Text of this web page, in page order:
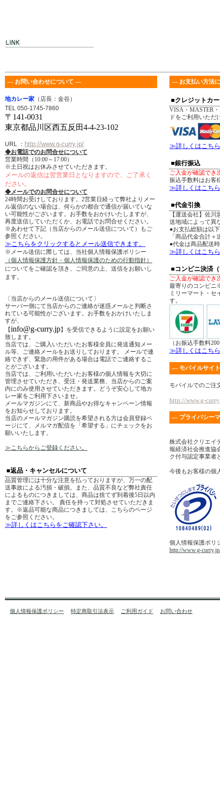
― お問い合わせについて ―
地カレー家 （店長：金谷）
TEL 050-1745-7860
〒141-0031
東京都品川区西五反田4-4-23-102
URL ： http://www.g-curry.jp/
◆お電話でのお問合せについて
営業時間（10:00～17:00）
※土日祝はお休みさせていただきます。
メールの返信は翌営業日となりますので、ご了承く
ださい。
◆メールでのお問合せについて
24時間お受けしております。2営業日経って弊社よりメー
ル返信のない場合は、何らかの都合で通信が届いていな
い可能性がございます。お手数をおかけいたしますが、
再度送信していただくか、お電話でお問合せください。
※あわせて下記（当店からのメール送信について）もご
参照ください。
≫こちらをクリックするとメール送信できます。
※メール送信に際しては、当社個人情報保護ポリシー
（個人情報保護方針・個人情報保護のための行動指針）
についてをご確認を頂き、ご同意の上、送信をお願いし
ます。
〔当店からのメール送信について〕
サーバー側にて当店からのご連絡が迷惑メールと判断さ
れている可能性がございます。お手数をおかけいたしま
すが、
【info@g-curry.jp】を受信できるように設定をお願い
致します。
当店では、ご購入いただいたお客様全員に発送通知メー
ル等、ご連絡メールをお送りしております。 メールで連
絡できず、緊急の用件がある場合は電話でご連絡するこ
とがございます。
当店では、ご利用いただいたお客様の個人情報を大切に
管理させていただき、受注・発送業務、当店からのご案
内にのみ使用させていただきます。どうぞ安心して地カ
レー家をご利用下さいませ。
メールマガジンにて、新商品やお得なキャンペーン情報
をお知らせしております。
当店のメールマガジン購読を希望される方は会員登録ペ
ージにて、メルマガ配信を「希望する」にチェックをお
願いいたします。
≫こちらからご登録ください。
■返品・キャンセルについて
品質管理には十分な注意を払っておりますが、万一の配
送事故による汚損・破損。また、品質不良など弊社責任
によるものにつきましては、商品は捨てず到着後5日以内
までご連絡下さい。 責任を持って対処させていただきま
す。※返品可能な商品につきましては、こちらのページ
をご参照ください。
≫詳しくはこちらをご確認下さい。
― お支払い方法
■クレジットカ
VISA・MASTER
ドをご利用いただ
≫詳しくはこち
■銀行振込
ご入金が確認でき
振込手数料はお客
≫詳しくはこち
■代金引換
【運送会社】佐
送地域によって異
●お支払総額は以
「商品代金合計
●代金は商品配送
≫詳しくはこち
■コンビニ決済
ご入金が確認でき
最寄りのコンビニ
ミリーマート・セ
す。
（お振込手数料
≫詳しくはこち
― モバイルサイ
モバイルでのご注
http://www.g-
― プライバシー
株式会社クリエイ
報経済社会推進協
ク付与認定事業者
今後もお客様の個
個人情報保護ポリ
http://www.g-
個人情報保護ポリシー 特定商取引法表示 ご利用ガイド お問い合わせ